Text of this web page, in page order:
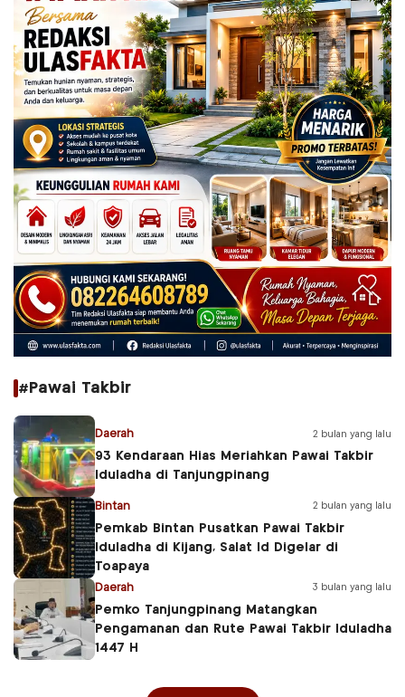
#Pawai Takbir
Daerah 2 bulan yang lalu
93 Kendaraan Hias Meriahkan Pawai Takbir
Iduladha di Tanjungpinang
Bintan 2 bulan yang lalu
Pemkab Bintan Pusatkan Pawai Takbir
Iduladha di Kijang, Salat Id Digelar di
Toapaya
Daerah 3 bulan yang lalu
Pemko Tanjungpinang Matangkan
Pengamanan dan Rute Pawai Takbir Iduladha
1447 H